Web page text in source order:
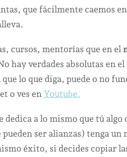
que fácilmente caemos
cursos, mentorías que en el
hay verdades absolutas en
lo que diga, puede o no
o ves en Youtube.
dedica a lo mismo que tú
ser alianzas) tenga
éxito, si decides copiar